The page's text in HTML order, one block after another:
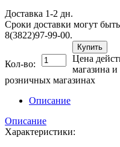
Доставка 1-2 дн.
Сроки доставки могут
8(3822)97-99-00.
Кол-во:
Купить
Цена
магазина
розничных магазинах
Описание
Описание
Характеристики: